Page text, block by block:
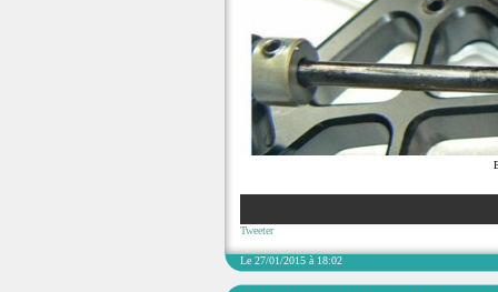
Tweeter
Le 27/01/2015 à 18:02